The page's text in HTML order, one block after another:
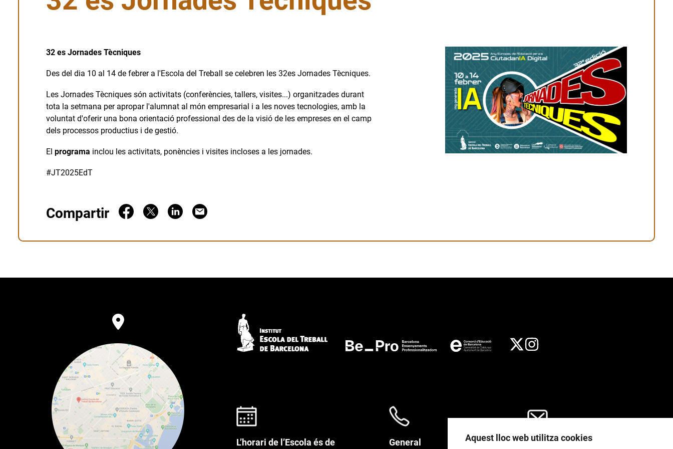
32 es Jornades Tècniques
Des del dia 10 al 14 de febrer a l'Escola del Treball se celebren les 32es Jornades Tècniques.
Les Jornades Tècniques són activitats (conferències, tallers, visites...) organitzades durant
tota la setmana per apropar l'alumnat al món empresarial i a les noves tecnologies, amb la
voluntat d'oferir una bona orientació professional des de la visió de les empreses en el camp
dels processos productius i de gestió.
El programa inclou les activitats, ponències i visites incloses a les jornades.
#JT2025EdT
Compartir
L’horari de l’Escola és de General General
Aquest lloc web utilitza cookies